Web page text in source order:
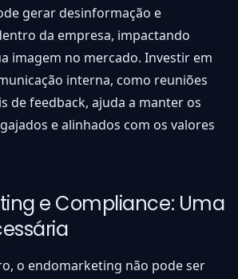
gerar desinformação e
da empresa, impactando
imagem no mercado. Investir em
interna, como reuniões
de feedback, ajuda a manter os
e alinhados com os valores
e Compliance: Uma
o endomarketing não pode ser